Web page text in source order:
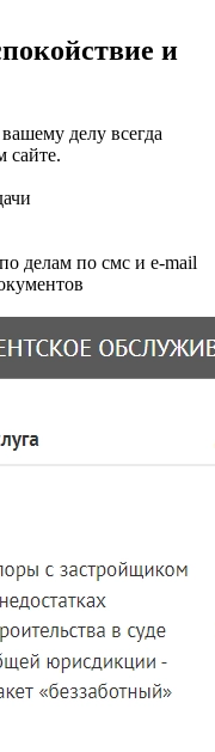
и
делу всегда
сайте.
делам по смс и e-mail